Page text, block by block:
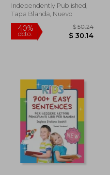
40%
dcto.
Lesen lernen leicht
gemacht Montessori
Alemán)
Independently Published,
Tapa Blanda, Nuevo